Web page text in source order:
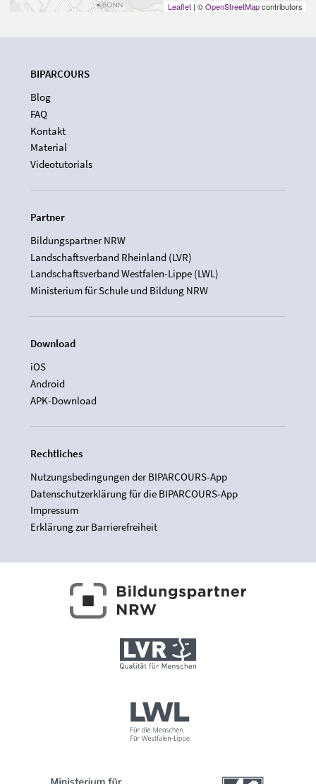
Leaflet | ©OpenStreetMapcontributors
BIPARCOURS
Blog
FAQ
Kontakt
Material
Videotutorials
Partner
Bildungspartner NRW
Landschaftsverband Rheinland (LVR)
Landschaftsverband Westfalen-Lippe (LWL)
Ministerium für Schule und Bildung NRW
Download
iOS
Android
APK-Download
Rechtliches
Nutzungsbedingungen der BIPARCOURS-App
Datenschutzerklärung für die BIPARCOURS-App
Impressum
Erklärung zur Barrierefreiheit